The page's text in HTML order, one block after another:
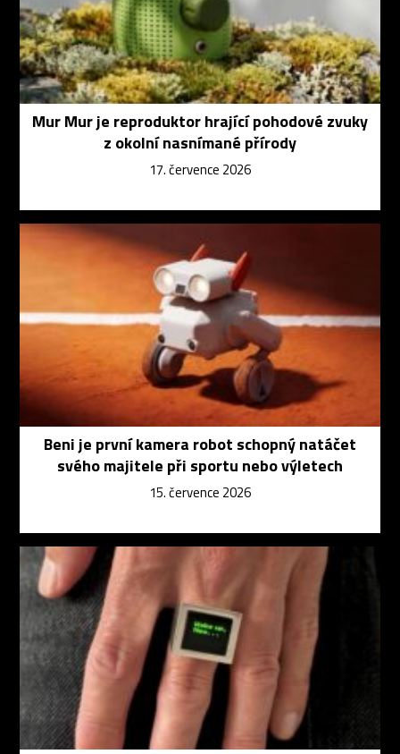
Mur Mur je reproduktor hrající pohodové zvuky
z okolní nasnímané přírody
17. července 2026
Beni je první kamera robot schopný natáčet
svého majitele při sportu nebo výletech
15. července 2026